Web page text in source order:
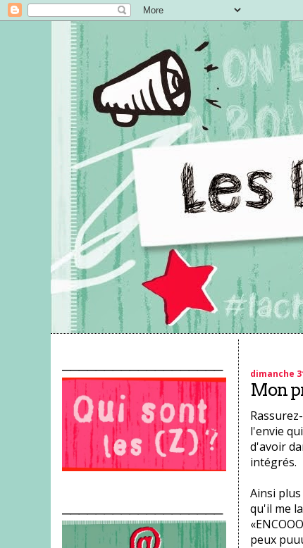
dimanche
Mon
l'envie
d'avoir
intégrés.
Ainsi
qu'il me
peux